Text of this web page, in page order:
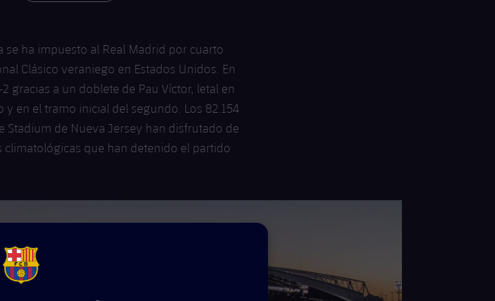
se ha impuesto al Real Madrid por cuarto
Clásico veraniego en Estados Unidos. En
gracias a un doblete de Pau Víctor, letal en
en el tramo inicial del segundo. Los 82.154
Stadium de Nueva Jersey han disfrutado de
que han detenido el partido
FCB Barcelona badge